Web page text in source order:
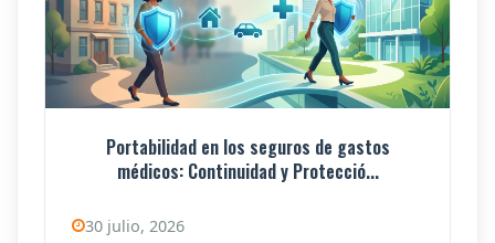
Portabilidad en los seguros de gastos
médicos: Continuidad y Protecció...
30 julio, 2026